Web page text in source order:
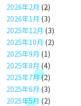
2026年2月 (2)
2026年1月 (3)
2025年12月 (3)
2025年10月 (2)
2025年9月 (1)
2025年8月 (4)
2025年7月 (2)
2025年6月 (3)
2025年5月 (2)